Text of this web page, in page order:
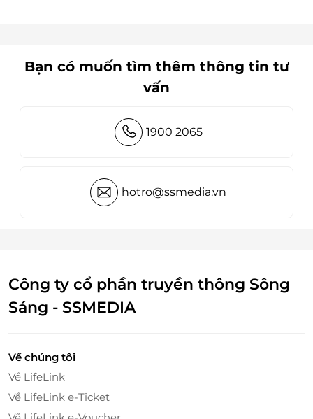
Bạn có muốn tìm thêm thông tin tư
vấn
1900 2065
hotro@ssmedia.vn
Công ty cổ phần truyền thông Sông
Sáng - SSMEDIA
Về chúng tôi
Về LifeLink
Về LifeLink e-Ticket